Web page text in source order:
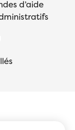
d’aide